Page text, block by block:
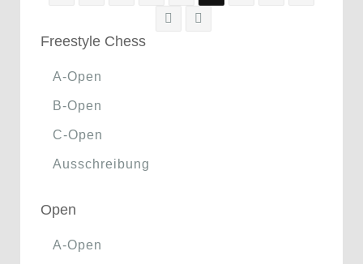
Freestyle Chess
A-Open
B-Open
C-Open
Ausschreibung
Open
A-Open